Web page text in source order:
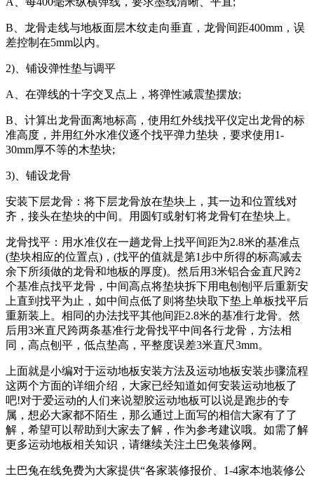
B、龙骨走线与地板面层木纹走向垂直，龙骨间距400mm，误
差控制在5mm以内。
2)、铺设弹性垫与调平
A、在弹线的十字交叉点上，将弹性减震垫摆放;
B、计算出龙骨面离地标高，使用红外线找平仪定出龙骨的标
准高度，并用红外水准仪逐个找平弹力垫块，要求使用1-
30mm厚不等的木垫块;
3)、铺设龙骨
安装下层龙骨：将下层龙骨放在垫块上，其一边和位置线对
齐，接头在垫块的中间。用圆钉或射钉将龙骨钉在垫块上。
龙骨找平：用水准仪在一趟龙骨上找平间距为2.8米的基准点
(垫块相应的位置点)，(找平的值就是第1步中所得的标高减去
余下所须做的龙骨和地板的厚度)。然后用3米铝合金直尺跨2
个基准点找平龙骨，中间高点将垫块拆下用电刨刨平后重新安
上直到找平为止，如中间点低了则将垫块取下垫上单板找平后
重新装上。相同的办法找平其他间距2.8米的基准行龙骨。然
后用3米直尺跨两条基准行龙骨找平中间各行龙骨，方法相
同，高点刨平，低点垫高，平整度误差3米直尺3mm。
上面就是小编对于运动地板安装方法及运动地板安装步骤流程
这两个方面的详细介绍，大家已经知道如何安装运动地板了
吧!对于爱运动的人们来说塑胶运动地板可以说是跑步的专
属，想必大家都不陌生，那么通过上面写的相信大家有了了
解，希望可以帮助到大家去了解，作为参考建议哦。如需了解
更多运动地板相关知识，请继续关注土巴兔装修网。
土巴兔在线免费为大家提供“各家装修报价、1-4家本地装修公